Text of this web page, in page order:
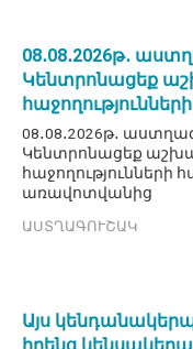
08․08․2026թ․
Կենտրոնացեք
08․08․2026թ․
Կենտրոնացեք
հաջողությունների
առավոտվանից
ԱՍՏՂԱԳՈՒՇԱԿ
Այս